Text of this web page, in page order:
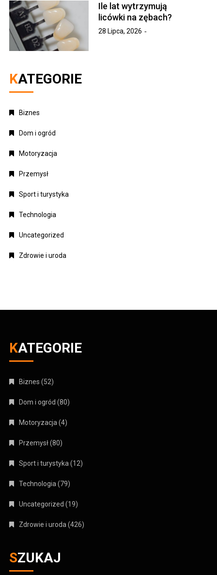
Ile lat wytrzymują
licówki na zębach?
28 Lipca, 2026
KATEGORIE
Biznes
Dom i ogród
Motoryzacja
Przemysł
Sport i turystyka
Technologia
Uncategorized
Zdrowie i uroda
KATEGORIE
Biznes (52)
Dom i ogród (80)
Motoryzacja(4)
Przemysł(80)
Sport i turystyka(12)
Technologia(79)
Uncategorized (19)
Zdrowie i uroda(426)
SZUKAJ